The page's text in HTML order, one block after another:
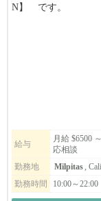
N】 です。
候補者の方のキャ
指せるような
会社を目指していま
給与
月給 $6500
応相談
勤務地
Milpitas,
勤務時間
10:00～22:00